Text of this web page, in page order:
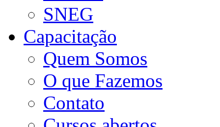
SNEG
Capacitação
Quem Somos
O que Fazemos
Contato